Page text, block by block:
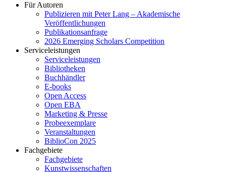
Für Autoren
Publizieren mit Peter Lang – Akademische
Veröffentlichungen
Publikationsanfrage
2026 Emerging Scholars Competition
Serviceleistungen
Serviceleistungen
Bibliotheken
Buchhändler
E-books
Open Access
Open EBA
Marketing & Presse
Probeexemplare
Veranstaltungen
BiblioCon 2025
Fachgebiete
Fachgebiete
Kunstwissenschaften